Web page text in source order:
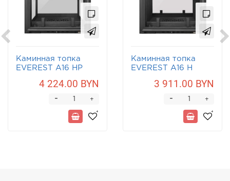
Каминная топка
EVEREST A16 НP
4 224.00 BYN
+
-
Каминная топка
EVEREST A16 Н
3 911.00 BYN
+
-